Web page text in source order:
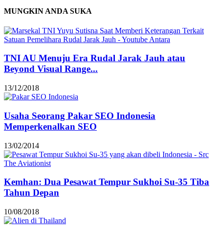
MUNGKIN ANDA SUKA
TNI AU Menuju Era Rudal Jarak Jauh atau
Beyond Visual Range...
13/12/2018
Usaha Seorang Pakar SEO Indonesia
Memperkenalkan SEO
13/02/2014
Kemhan: Dua Pesawat Tempur Sukhoi Su-35 Tiba
Tahun Depan
10/08/2018